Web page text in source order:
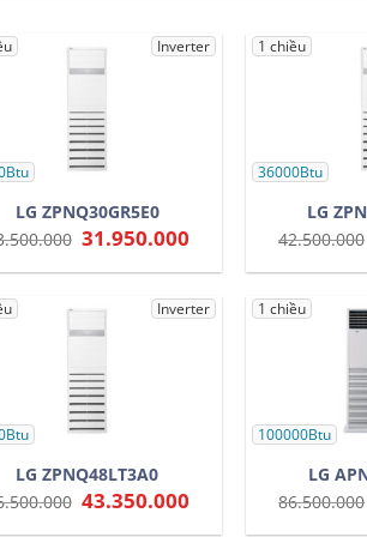
Inverter
LG ZPNQ30GR5E0
Giá
gốc
là:
31.950.000
tại
31.950.000.
1 chiều
36000Btu
LG
42.500.000
Inverter
LG ZPNQ48LT3A0
Giá
gốc
là:
43.350.000
tại
1 chiều
100000Btu
LG
86.500.000